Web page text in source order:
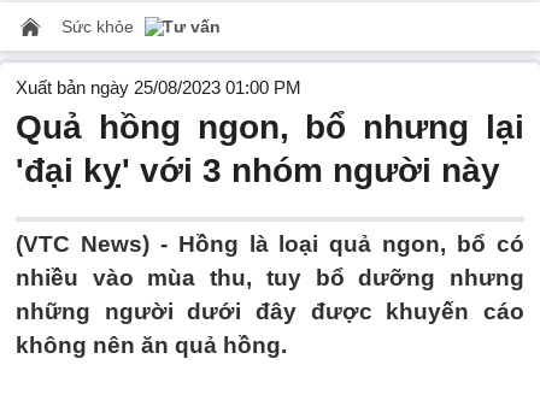
Sức khỏe Tư vấn
Xuất bản ngày 25/08/2023 01:00 PM
Quả hồng ngon, bổ nhưng lại
'đại kỵ' với 3 nhóm người này
(VTC News) - Hồng là loại quả ngon, bổ có
nhiều vào mùa thu, tuy bổ dưỡng nhưng
những người dưới đây được khuyến cáo
không nên ăn quả hồng.